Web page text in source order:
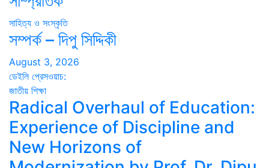
সাহিত্য ও সংস্কৃতি
সম্পর্ক – দিপু সিদ্দিকী
August 3, 2026
ডেইলি প্রেসওয়াচ:
জাতীয় শিক্ষা
Radical Overhaul of Education:
Experience of Discipline and
New Horizons of